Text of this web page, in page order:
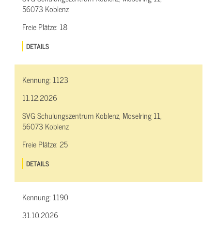
56073 Koblenz
Freie Plätze: 18
DETAILS
Kennung: 1123
11.12.2026
SVG Schulungszentrum Koblenz, Moselring 11,
56073 Koblenz
Freie Plätze:25
DETAILS
Kennung: 1190
31.10.2026